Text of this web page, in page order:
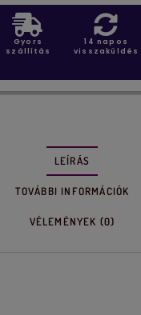
Gyors
szállítás
14 napos
visszaküldés
LEÍRÁS
TOVÁBBI INFORMÁCIÓK
VÉLEMÉNYEK (0)